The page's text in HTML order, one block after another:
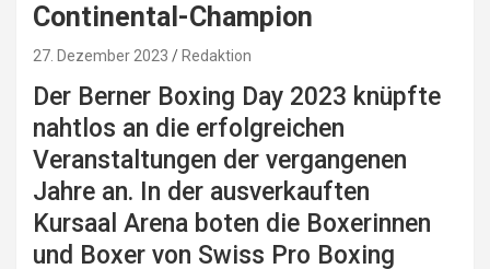
Continental-Champion
27. Dezember 2023 Redaktion
Der Berner Boxing Day 2023 knüpfte
nahtlos an die erfolgreichen
Veranstaltungen der vergangenen
Jahre an. In der ausverkauften
Kursaal Arena boten die Boxerinnen
und Boxer von Swiss Pro Boxing